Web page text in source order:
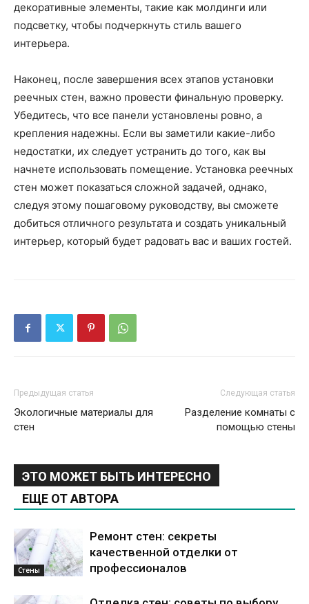
декоративные элементы, такие как молдинги или
подсветку, чтобы подчеркнуть стиль вашего
интерьера.
Наконец, после завершения всех этапов установки
реечных стен, важно провести финальную проверку.
Убедитесь, что все панели установлены ровно, а
крепления надежны. Если вы заметили какие-либо
недостатки, их следует устранить до того, как вы
начнете использовать помещение. Установка реечных
стен может показаться сложной задачей, однако,
следуя этому пошаговому руководству, вы сможете
добиться отличного результата и создать уникальный
интерьер, который будет радовать вас и ваших гостей.
Предыдущая статья
Экологичные материалы для
стен
Следующая статья
Разделение комнаты с
помощью стены
ЭТО МОЖЕТ БЫТЬ ИНТЕРЕСНО
ЕЩЕ ОТ АВТОРА
Стены
Ремонт стен: секреты
качественной отделки от
профессионалов